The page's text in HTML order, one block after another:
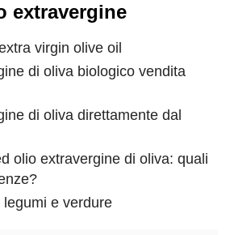
extravergine
virgin olive oil
di oliva biologico vendita
di oliva direttamente dal
olio extravergine di oliva: quali
e verdure